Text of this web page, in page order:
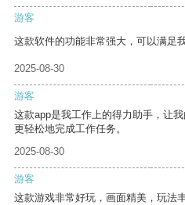
游客
这款软件的功能非常强大，可以满足
2025-08-30
游客
这款app是我工作上的得力助手，让
更轻松地完成工作任务。
2025-08-30
游客
这款游戏非常好玩，画面精美，玩法